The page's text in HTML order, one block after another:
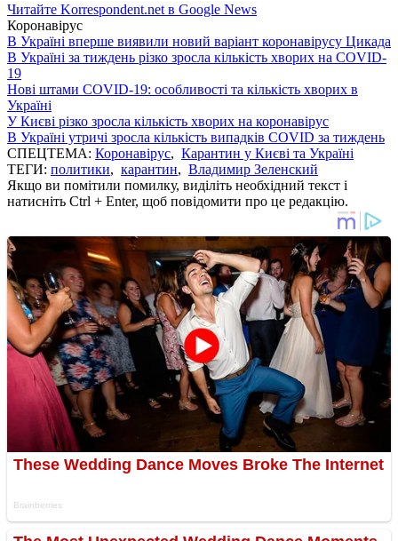
Читайте Korrespondent.net в Google News
Коронавірус
В Україні вперше виявили новий варіант коронавірусу Цикада
В Україні за тиждень різко зросла кількість хворих на COVID-
19
Нові штами COVID-19: особливості та кількість хворих в
Україні
У Києві різко зросла кількість хворих на коронавірус
В Україні утричі зросла кількість випадків COVID за тиждень
СПЕЦТЕМА: Коронавірус, Карантин у Києві та Україні
ТЕГИ: политики, карантин, Владимир Зеленский
Якщо ви помітили помилку, виділіть необхідний текст і
натисніть Ctrl + Enter, щоб повідомити про це редакцію.